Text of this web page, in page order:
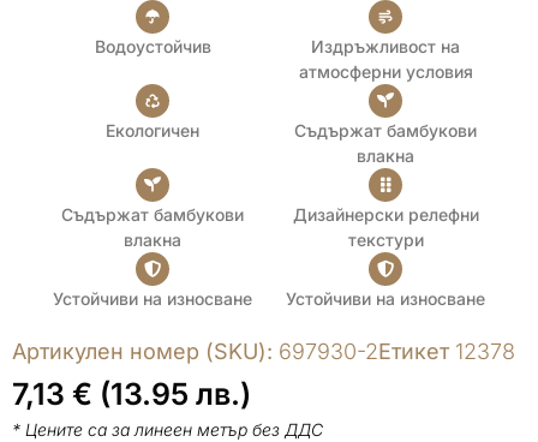
Водоустойчив
Издръжливост на
атмосферни условия
Екологичен
Съдържат бамбукови
влакна
Съдържат бамбукови
влакна
Дизайнерски релефни
текстури
Устойчиви на износване Устойчиви на износване
Артикулен номер (SKU): 697930-2Етикет 12378
7,13 € (13.95 лв.)
* Цените са за линеен метър без ДДС